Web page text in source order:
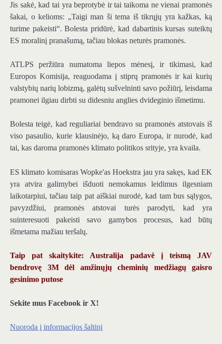
Jis sakė, kad tai yra beprotybė ir tai taikoma ne vienai pramonės
šakai, o kelioms: „Taigi man ši tema iš tikrųjų yra kažkas, ką
turime pakeisti“. Bolesta pridūrė, kad dabartinis kursas suteiktų
ES moralinį pranašumą, tačiau blokas neturės pramonės.
ATLPS peržiūra numatoma liepos mėnesį, ir tikimasi, kad
Europos Komisija, reaguodama į stiprų pramonės ir kai kurių
valstybių narių lobizmą, galėtų sušvelninti savo požiūrį, leisdama
pramonei ilgiau dirbti su didesniu anglies dvideginio išmetimu.
Bolesta teigė, kad reguliariai bendravo su pramonės atstovais iš
viso pasaulio, kurie klausinėjo, ką daro Europa, ir nurodė, kad
tai, kas daroma pramonės klimato politikos srityje, yra kvaila.
ES klimato komisaras Wopke'as Hoekstra jau yra sakęs, kad EK
yra atvira galimybei išduoti nemokamus leidimus ilgesniam
laikotarpiui, tačiau taip pat aiškiai nurodė, kad tam bus sąlygos,
pavyzdžiui, pramonės atstovai turės parodyti, kad yra
suinteresuoti pakeisti savo gamybos procesus, kad būtų
išmetama mažiau teršalų.
Taip pat skaitykite: Australija padavė į teismą JAV
bendrovę 3M dėl amžinųjų cheminių medžiagų gaisro
gesinimo putose
Sekite mus Facebook ir X!
Nuoroda į informacijos šaltinį